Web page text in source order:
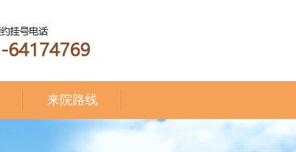
来院路线